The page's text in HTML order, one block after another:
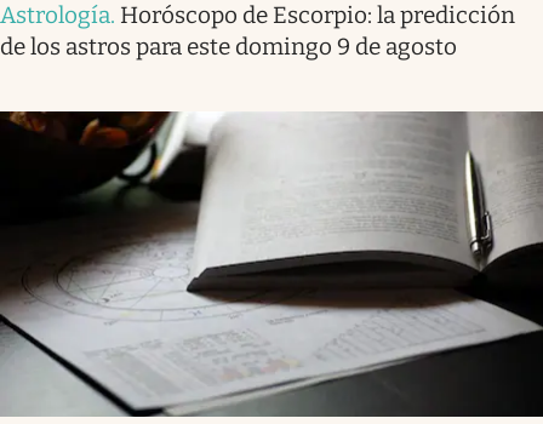
Astrología. Horóscopo de Escorpio: la predicción
de los astros para este domingo 9 de agosto